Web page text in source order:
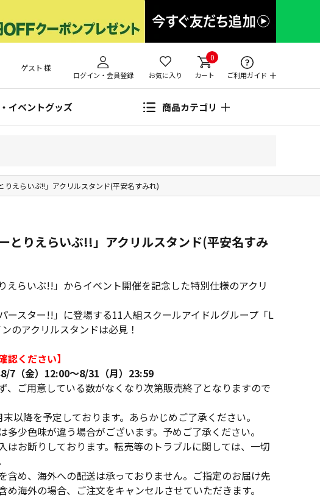
ゲスト 様
ログイン・会員登録 お気に入り
0
カート ご利用ガイド
イベントグッズ 商品カテゴリ
りえらいぶ!!」アクリルスタンド(平安名すみれ)
とりえらいぶ!!」アクリルスタンド(平安名すみ
えらいぶ!!」からイベント開催を記念した特別仕様のアクリ
ースター!!」に登場する11人組スクールアイドルグループ「L
のアクリルスタンドは必見！
認ください】
7（金）12:00～8/31（月）23:59
、ご用意している数がなくなり次第販売終了となりますので
以降を予定しております。あらかじめご了承ください。
多少色味が違う場合がございます。予めご了承ください。
はお断りしております。転売等のトラブルに関しては、一切
含め、海外への配送は承っておりません。ご指定のお届け先
め海外の場合、ご注文をキャンセルさせていただきます。